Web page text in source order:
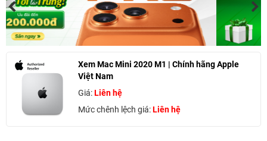
Xem Mac Mini 2020 M1 | Chính hãng Apple
Việt Nam
Giá:Liên hệ
Mức chênh lệch giá:Liên hệ